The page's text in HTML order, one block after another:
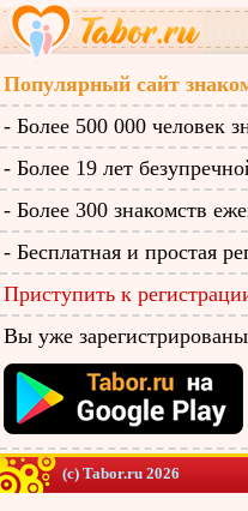
Популярный сайт
- Более 500 000 человек
- Более 19 лет
- Более 300 знакомств
- Бесплатная и простая
Приступить к
Вы уже
(c) Tabor.ru 2026